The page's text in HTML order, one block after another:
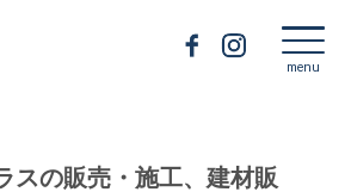
スの販売・施工、建材販